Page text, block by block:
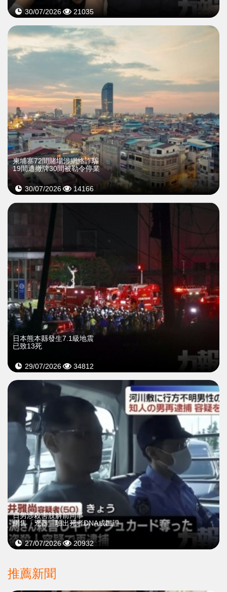
30/07/2026 21035
柬埔寨72間賭場涉網絡詐騙
19間遭撤牌30間被勒令停業
30/07/2026 14166
日本熊本縣發生7.1級地震
已致13死
29/07/2026 34812
日男涉殺害肢解前同事
網售「兇器」驗出死者DNA成鐵證
27/07/2026 20932
推薦新聞